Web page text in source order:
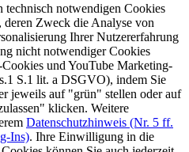
technisch notwendigen Cookies
Zweck die Analyse von
Ihrer Nutzererfahrung
nicht notwendiger Cookies
und YouTube Marketing-
S.1 lit. a DSGVO), indem Sie
jeweils auf "grün" stellen oder auf
klicken. Weitere
Datenschutzhinweis (Nr. 5 ff.
Ins). Ihre Einwilligung in die